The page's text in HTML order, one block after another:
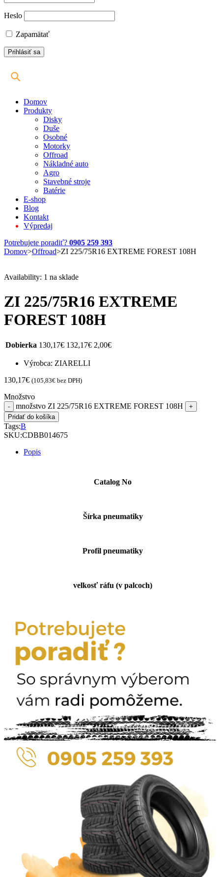
Heslo
Zapamätať
Domov
Produkty
Disky
Duše
Osobné
Motorky
Offroad
Nákladné auto
Agro
Stavebné stroje
Batérie
E-shop
Blog
Kontakt
Výpredaj
Potrebujete poradiť? 0905 259 393
Domov>Offroad>ZI 225/75R16 EXTREME FOREST 108H
Availability: 1 na sklade
ZI 225/75R16 EXTREME
FOREST 108H
Dobierka 130,17€ 132,17€ 2,00€
Výrobca: ZIARELLI
130,17€ (105,83€ bez DPH)
Množstvo
množstvo ZI 225/75R16 EXTREME FOREST 108H
Pridať do košíka
Tags:B
SKU:CDBB014675
Popis
Catalog No
Šírka pneumatiky
Profil pneumatiky
velkosť ráfu (v palcoch)